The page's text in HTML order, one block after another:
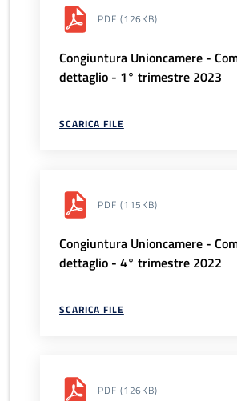
PDF (126KB)
Congiuntura Unioncamere -
dettaglio - 1° trimestre 2023
SCARICA FILE
PDF (115KB)
Congiuntura Unioncamere -
dettaglio - 4° trimestre 2022
SCARICA FILE
PDF (126KB)